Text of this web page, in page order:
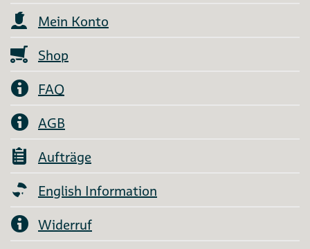
Mein Konto
Shop
FAQ
AGB
Aufträge
English Information
Widerruf